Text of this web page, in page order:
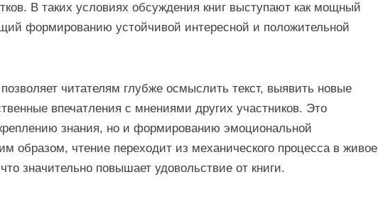
В таких условиях обсуждения книг выступают как мощный
формированию устойчивой интересной и положительной
читателям глубже осмыслить текст, выявить новые
впечатления с мнениями других участников. Это
знания, но и формированию эмоциональной
образом, чтение переходит из механического процесса в живое
значительно повышает удовольствие от книги.